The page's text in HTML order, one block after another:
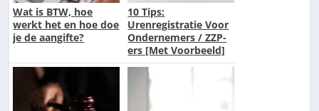
Wat is BTW, hoe
werkt het en hoe doe
je de aangifte?
10 Tips:
Urenregistratie Voor
Ondernemers / ZZP-
ers [Met Voorbeeld]